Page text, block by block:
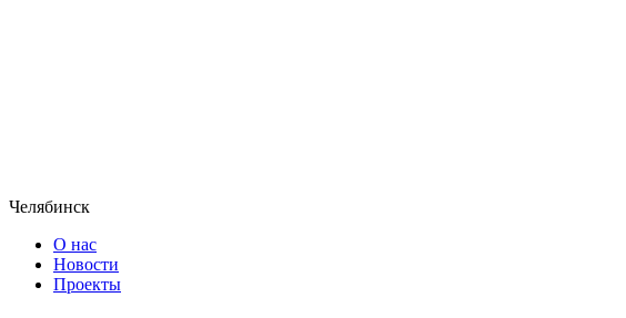
Челябинск
О нас
Новости
Проекты